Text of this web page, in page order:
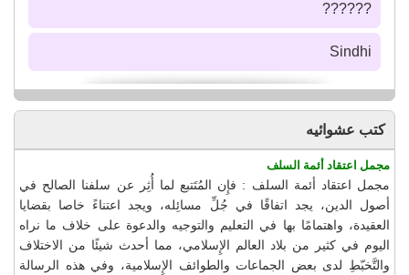
??????
Sindhi
كتب عشوائيه
مجمل اعتقاد أئمة السلف
مجمل اعتقاد أئمة السلف : فإِن المُتَتبع لما أُثِر عن سلفنا الصالح في
أصول الدين، يجد اتفاقًا في جُلِّ مسائِله، ويجد اعتناءً خاصا بقضايا
العقيدة، واهتمامًا بها في التعليم والتوجيه والدعوة على خلاف ما نراه
اليوم في كثير من بلاد العالم الإِسلامي، مما أحدث شيئًا من الاختلاف
والتَّخبّطِ لدى بعض الجماعات والطوائف الإِسلامية، وفي هذه الرسالة